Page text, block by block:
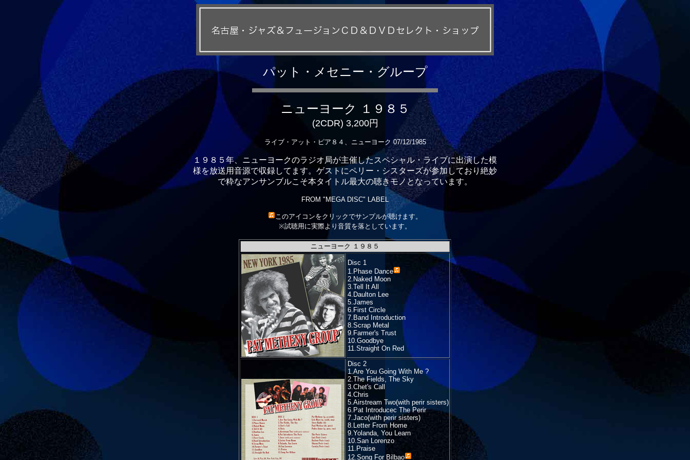
パット・メセニー・グループ
ニューヨーク １９８５
(2CDR) 3,200円
ライブ・アット・ピア８４、ニューヨーク 07/12/1985
１９８５年、ニューヨークのラジオ局が主催したスペシャル・ライブに出演した模
様を放送用音源で収録してます。ゲストにペリー・シスターズが参加しており絶妙
で粋なアンサンブルこそ本タイトル最大の聴きモノとなっています。
FROM "MEGA DISC" LABEL
このアイコンをクリックでサンプルが聴けます。
※試聴用に実際より音質を落としています。
ニューヨーク １９８５
Disc 1
1. Phase Dance
2.Naked Moon
3.Tell It All
4.Daulton Lee
5.James
6.First Circle
7.Band Introduction
8.Scrap Metal
9.Farmer's Trust
10.Goodbye
11.Straight On Red
Disc 2
1.Are You Going With Me ?
2.The Fields, The Sky
3.Chet's Call
4.Chris
5.Airstream Two(with perir sisters)
6.Pat Introducec The Perir
7.Jaco(with perir sisters)
8.Letter From Home
9.Yolanda, You Learn
10.San Lorenzo
11.Praise
12.Song For Bilbao